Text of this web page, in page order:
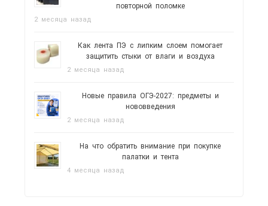
повторной поломке
2 месяца назад
Как лента ПЭ с липким слоем помогает
защитить стыки от влаги и воздуха
2 месяца назад
Новые правила ОГЭ-2027: предметы и
нововведения
2 месяца назад
На что обратить внимание при покупке
палатки и тента
4 месяца назад